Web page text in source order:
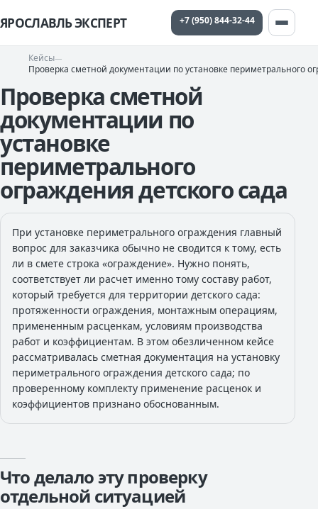
ЯРОСЛАВЛЬ ЭКСПЕРТ +7 (950) 844-32-44
Кейсы
Проверка сметной документации по установке периметрального
Проверка сметной
документации по
установке
периметрального
ограждения детского сада
При установке периметрального ограждения главный
вопрос для заказчика обычно не сводится к тому, есть
ли в смете строка «ограждение». Нужно понять,
соответствует ли расчет именно тому составу работ,
который требуется для территории детского сада:
протяженности ограждения, монтажным операциям,
примененным расценкам, условиям производства
работ и коэффициентам. В этом обезличенном кейсе
рассматривалась сметная документация на установку
периметрального ограждения детского сада; по
проверенному комплекту применение расценок и
коэффициентов признано обоснованным.
Что делало эту проверку
отдельной ситуацией